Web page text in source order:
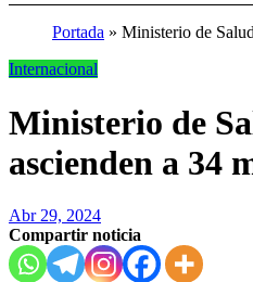
Portada » Ministerio de
Internacional
Ministerio de
ascienden a 34
Abr 29, 2024
Compartir noticia